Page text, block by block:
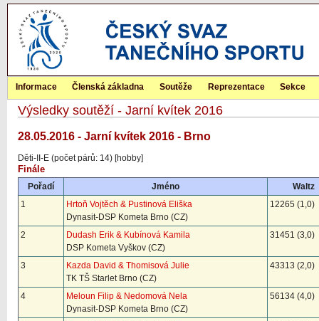
Informace Členská základna Soutěže Reprezentace Sekce
Výsledky soutěží - Jarní kvítek 2016
28.05.2016 - Jarní kvítek 2016 - Brno
Děti-II-E (počet párů: 14) [hobby]
Finále
Pořadí Jméno
Waltz
1
Hrtoň Vojtěch & Pustinová Eliška
Dynasit-DSP Kometa Brno (CZ)
12265 (1,0)
2
Dudash Erik & Kubínová Kamila
DSP Kometa Vyškov (CZ)
31451 (3,0)
3
Kazda David & Thomisová Julie
TK TŠ Starlet Brno (CZ)
43313 (2,0)
4
Meloun Filip & Nedomová Nela
Dynasit-DSP Kometa Brno (CZ)
56134 (4,0)